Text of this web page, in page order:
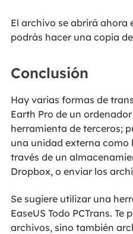
El archivo se abrirá ahora
podrás hacer una copia
Conclusión
Hay varias formas de
Earth Pro de un
herramienta de terceros;
una unidad externa como
través de un
Dropbox, o enviar los
Se sugiere utilizar una
EaseUS Todo PCTrans.
archivos, sino también